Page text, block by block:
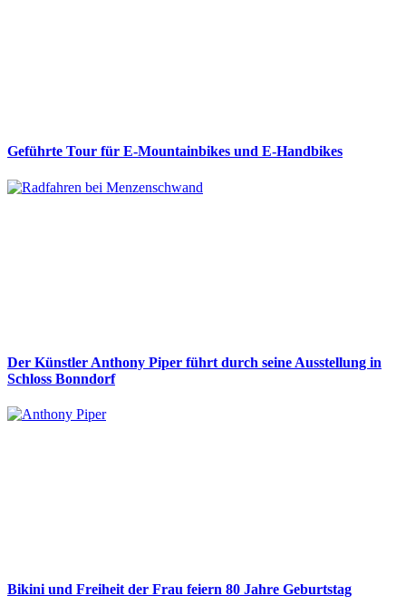
Geführte Tour für E-Mountainbikes und E-Handbikes
Der Künstler Anthony Piper führt durch seine Ausstellung in
Schloss Bonndorf
Bikini und Freiheit der Frau feiern 80 Jahre Geburtstag